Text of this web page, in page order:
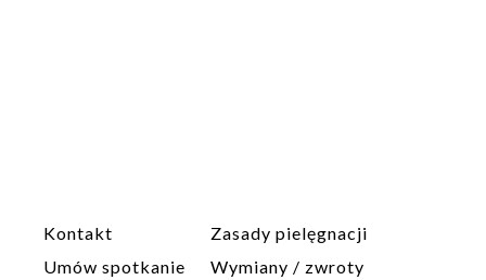
Kontakt
Umów spotkanie
Zasady pielęgnacji
Wymiany / zwroty